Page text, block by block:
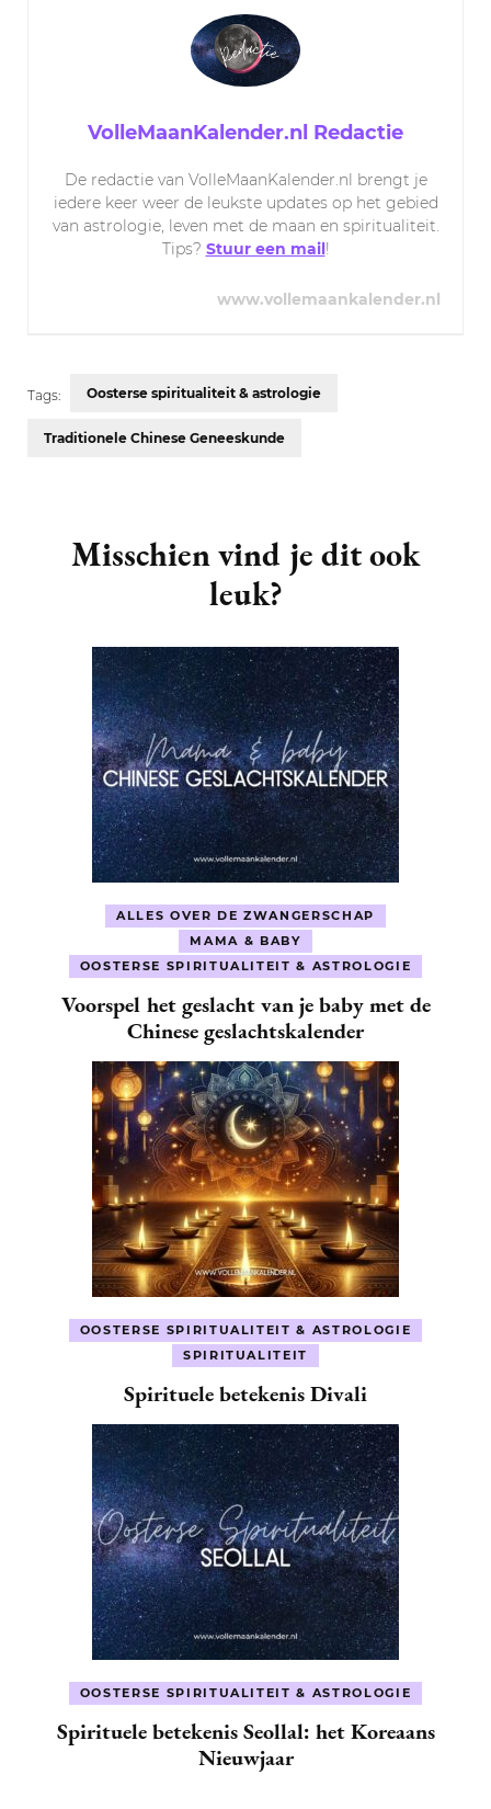
VolleMaanKalender.nl Redactie
De redactie van VolleMaanKalender.nl brengt je
iedere keer weer de leukste updates op het gebied
van astrologie, leven met de maan en spiritualiteit.
Tips? Stuur een mail !
www.vollemaankalender.nl
Tags: Oosterse spiritualiteit & astrologie
Traditionele Chinese Geneeskunde
Navigation
Misschien vind je dit ook
leuk?
ALLES OVER DE ZWANGERSCHAP
MAMA & BABY
OOSTERSE SPIRITUALITEIT & ASTROLOGIE
Voorspel het geslacht van je baby met de
Chinese geslachtskalender
OOSTERSE SPIRITUALITEIT & ASTROLOGIE
SPIRITUALITEIT
Spirituele betekenis Divali
OOSTERSE SPIRITUALITEIT & ASTROLOGIE
Spirituele betekenis Seollal: het Koreaans
Nieuwjaar